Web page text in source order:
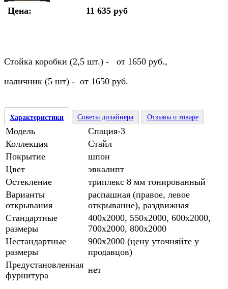
Цена: 11 635 руб
Стойка коробки (2,5 шт.) - от 1650 руб.,
наличник (5 шт) - от 1650 руб.
Характеристики Советы дизайнера Отзывы о товаре
Модель
Спация-3
Коллекция
Стайл
Покрытие
шпон
Цвет
эвкалипт
Остекление
триплекс 8 мм тонированный
Варианты
открывания
распашная (правое, левое
открывание), раздвижная
Стандартные
размеры
400х2000, 550х2000, 600х2000,
700х2000, 800х2000
Нестандартные
размеры
900х2000 (цену уточняйте у
продавцов)
Предустановленная
фурнитура
нет